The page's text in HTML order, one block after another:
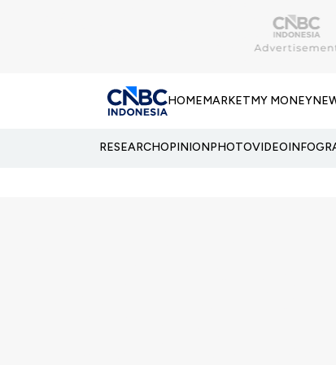
HOMEMARKETMY MONEY
RESEARCHOPINIONPHOTOVIDEO